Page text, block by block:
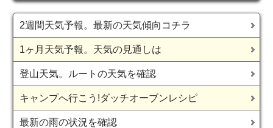
2週間天気予報。最新の天気傾向コチラ
1ヶ月天気予報。天気の見通しは
登山天気。ルートの天気を確認
キャンプへ行こう!ダッチオーブンレシピ
最新の雨の状況を確認